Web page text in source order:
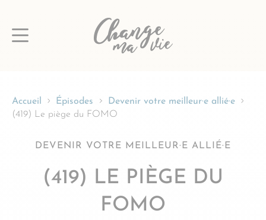
au
Accueil Épisodes
Devenir votre meilleur·e allié·e
(419) Le piège du FOMO
DEVENIR VOTRE MEILLEUR·E ALLIÉ·E
(419) LE PIÈGE DU
FOMO